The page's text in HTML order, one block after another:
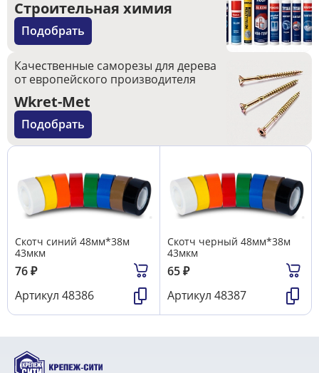
Строительная химия
Подобрать
Качественные саморезы для дерева
от европейского производителя
Wkret-Met
Подобрать
Скотч синий 48мм*38м
43мкм
76₽
Артикул 48386
Скотч черный 48мм*38м
43мкм
65₽
Артикул 48387